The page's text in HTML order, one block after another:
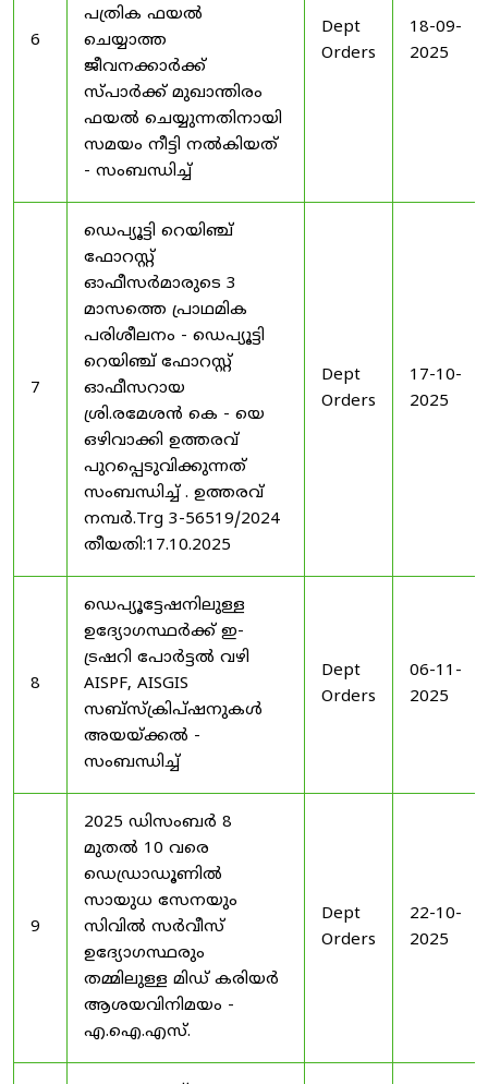
6
പത്രിക ഫയൽ
ചെയ്യാത്ത
ജീവനക്കാർക്ക്
സ്പാർക്ക് മുഖാന്തിരം
ഫയൽ ചെയ്യുന്നതിനായി
സമയം നീട്ടി നൽകിയത്
- സംബന്ധിച്ച്
Dept
Orders
18-09-
2025
7
ഡെപ്യൂട്ടി റെയിഞ്ച്
ഫോറസ്റ്റ്
ഓഫീസർമാരുടെ 3
മാസത്തെ പ്രാഥമിക
പരിശീലനം - ഡെപ്യൂട്ടി
റെയിഞ്ച് ഫോറസ്റ്റ്
ഓഫീസറായ
ശ്രി.രമേശൻ കെ - യെ
ഒഴിവാക്കി ഉത്തരവ്
പുറപ്പെടുവിക്കുന്നത്
സംബന്ധിച്ച് . ഉത്തരവ്
നമ്പർ.Trg 3-56519/2024
തീയതി:17.10.2025
Dept
Orders
17-10-
2025
8
ഡെപ്യൂട്ടേഷനിലുള്ള
ഉദ്യോഗസ്ഥർക്ക് ഇ-
ട്രഷറി പോർട്ടൽ വഴി
AISPF, AISGIS
സബ്‌സ്‌ക്രിപ്‌ഷനുകൾ
അയയ്ക്കൽ -
സംബന്ധിച്ച്
Dept
Orders
06-11-
2025
9
2025 ഡിസംബർ 8
മുതൽ 10 വരെ
ഡെഡ്രാഡൂണിൽ
സായുധ സേനയും
സിവിൽ സർവീസ്
ഉദ്യോഗസ്ഥരും
തമ്മിലുള്ള മിഡ് കരിയർ
ആശയവിനിമയം -
എ.ഐ.എസ്.
Dept
Orders
22-10-
2025